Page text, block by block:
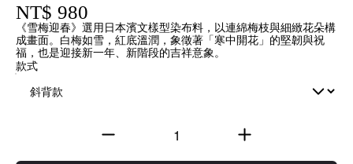
NT$ 980
《雪梅迎春》選用日本濱文樣型染布料，以連綿梅枝與細緻花朵構
成畫面。白梅如雪，紅底溫潤，象徵著「寒中開花」的堅韌與祝
福，也是迎接新一年、新階段的吉祥意象。
款式